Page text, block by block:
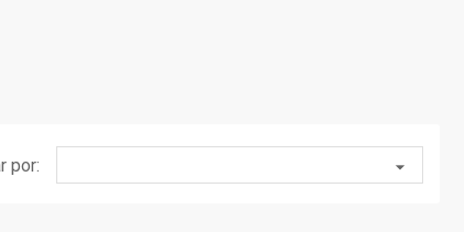
por: 